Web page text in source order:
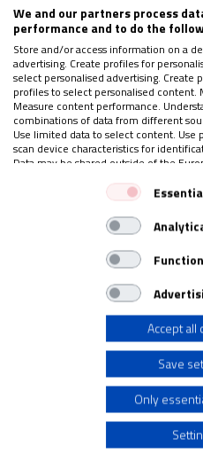
En el debate que sirvió
se celebró el final de una
expresión.Los
contra, se quejaron de
fuerte no debería dar
libros sagrados.
Arma de persecución
Fuera del contexto de los
secularizados, todo
Pakistán, donde se
blasfemia para ser
persecución contra los
delitos por los que ni
cometer. ¡Luchar contra
significa realmente
We and our partners process
performance and to do the
Store and/or access information on a
advertising. Create profiles for
select personalised advertising. Create
profiles to select personalised content.
Measure content performance.
combinations of data from different
Use limited data to select content. Use
scan device characteristics for
Data may be shared outside of the
Your consent and the cookie policy
View Partner List (1 IAB Vendors)
We use your data for the following
IAB processing purposes:
Use limited data to select
Create profiles for
Use profiles to select
Accept all
Save
Only